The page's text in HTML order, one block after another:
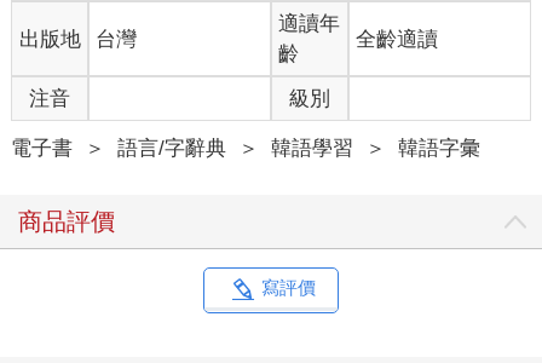
出版地 台灣
適讀年
齡
全齡適讀
注音 級別
電子書 ＞ 語言/字辭典 ＞ 韓語學習 ＞ 韓語字彙
商品評價
寫評價